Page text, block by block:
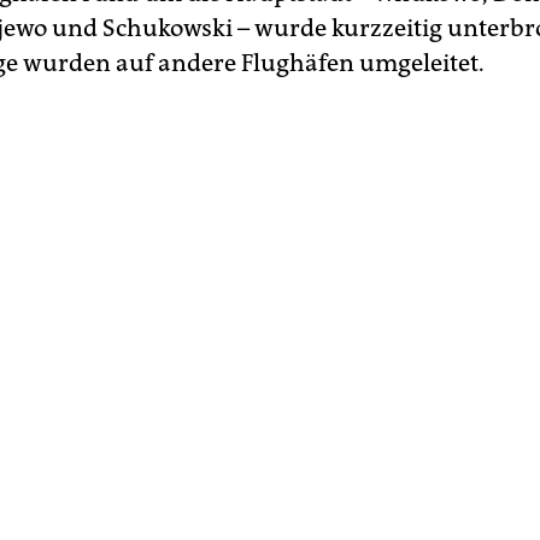
und Schukowski – wurde kurzzeitig
wurden auf andere Flughäfen umgeleitet.